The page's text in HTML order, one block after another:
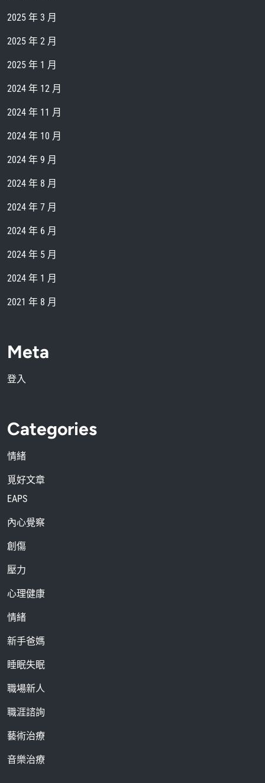
2025 年 3 月
2025 年 2 月
2025 年 1 月
2024 年 12 月
2024 年 11 月
2024 年 10 月
2024 年 9 月
2024 年 8 月
2024 年 7 月
2024 年 6 月
2024 年 5 月
2024 年 1 月
2021 年 8 月
Meta
登入
Categories
情緒
覓好文章
EAPS
內心覺察
創傷
壓力
心理健康
情緒
新手爸媽
睡眠失眠
職場新人
職涯諮詢
藝術治療
音樂治療